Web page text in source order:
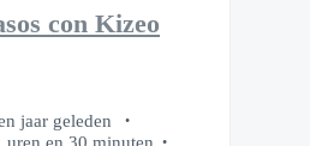
con Kizeo
jaar geleden
uren en 30 minuten